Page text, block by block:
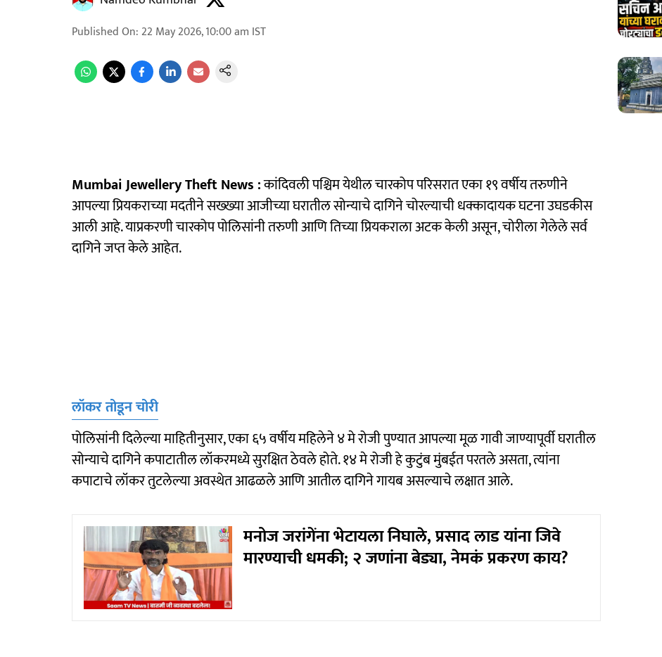
Published On: 22 May 2026, 10:00 am IST
Mumbai Jewellery Theft News :कांदिवली पश्चिम येथील चारकोप परिसरात एका १९ वर्षीय तरुणीने
आपल्या प्रियकराच्या मदतीने सख्ख्या आजीच्या घरातील सोन्याचे दागिने चोरल्याची धक्कादायक घटना उघडकीस
आली आहे. याप्रकरणी चारकोप पोलिसांनी तरुणी आणि तिच्या प्रियकराला अटक केली असून, चोरीला गेलेले सर्व
दागिने जप्त केले आहेत.
लॉकर तोडून चोरी
पोलिसांनी दिलेल्या माहितीनुसार, एका ६५ वर्षीय महिलेने ४ मे रोजी पुण्यात आपल्या मूळ गावी जाण्यापूर्वी घरातील
सोन्याचे दागिने कपाटातील लॉकरमध्ये सुरक्षित ठेवले होते. १४ मे रोजी हे कुटुंब मुंबईत परतले असता, त्यांना
कपाटाचे लॉकर तुटलेल्या अवस्थेत आढळले आणि आतील दागिने गायब असल्याचे लक्षात आले.
मनोज जरांगेंना भेटायला निघाले, प्रसाद लाड यांना जिवे
मारण्याची धमकी; २ जणांना बेड्या, नेमकं प्रकरण काय?